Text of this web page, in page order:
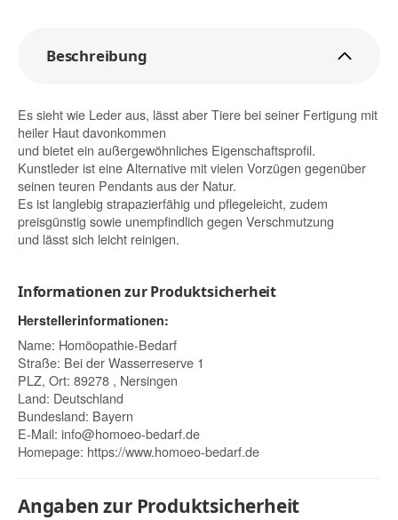
Beschreibung
Es sieht wie Leder aus, lässt aber Tiere bei seiner Fertigung mit
heiler Haut davonkommen
und bietet ein außergewöhnliches Eigenschaftsprofil.
Kunstleder ist eine Alternative mit vielen Vorzügen gegenüber
seinen teuren Pendants aus der Natur.
Es ist langlebig strapazierfähig und pflegeleicht, zudem
preisgünstig sowie unempfindlich gegen Verschmutzung
und lässt sich leicht reinigen.
Informationen zur Produktsicherheit
Herstellerinformationen:
Name: Homöopathie-Bedarf
Straße: Bei der Wasserreserve 1
PLZ, Ort: 89278 , Nersingen
Land: Deutschland
Bundesland: Bayern
E-Mail: info@homoeo-bedarf.de
Homepage: https://www.homoeo-bedarf.de
Angaben zur Produktsicherheit